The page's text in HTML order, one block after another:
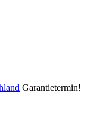
Garantietermin!